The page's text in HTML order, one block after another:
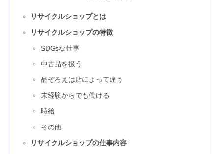
リサイクルショップとは
リサイクルショップの特徴
SDGsな仕事
中古品を扱う
品ぞろえは店によって違う
未経験からでも働ける
時給
その他
リサイクルショップの仕事内容